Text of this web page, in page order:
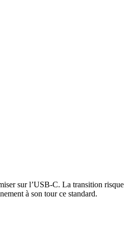
sur l’USB-C. La transition risque
à son tour ce standard.